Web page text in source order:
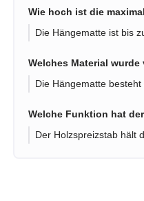
Wie hoch ist die
Die Hängematte ist bis
Welches Material wurde
Die Hängematte
Welche Funktion hat
Der Holzspreizstab hält